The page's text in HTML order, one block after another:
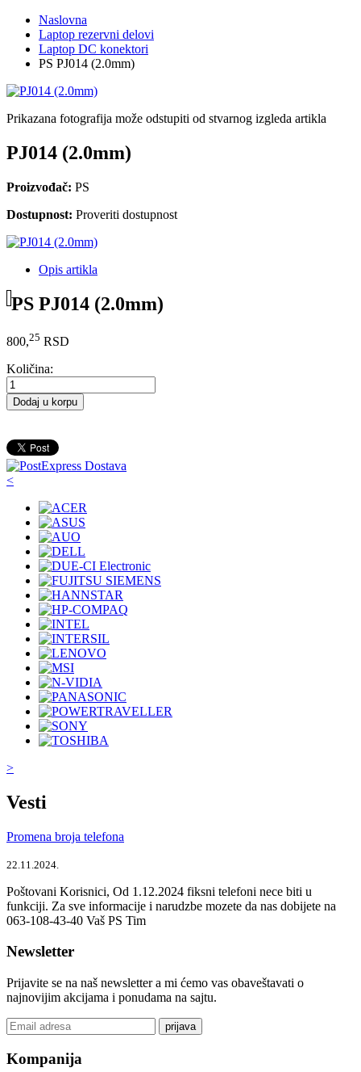
Naslovna
Laptop rezervni delovi
Laptop DC konektori
PS PJ014 (2.0mm)
Prikazana fotografija može odstupiti od stvarnog izgleda artikla
PJ014 (2.0mm)
Proizvođač: PS
Dostupnost: Proveriti dostupnost
Opis artikla
PS PJ014 (2.0mm)
800,25 RSD
Količina:
Dodaj u korpu
<
>
Vesti
Promena broja telefona
22.11.2024.
Poštovani Korisnici, Od 1.12.2024 fiksni telefoni nece biti u
funkciji. Za sve informacije i narudzbe mozete da nas dobijete na
063-108-43-40 Vaš PS Tim
Newsletter
Prijavite se na naš newsletter a mi ćemo vas obaveštavati o
najnovijim akcijama i ponudama na sajtu.
prijava
Kompanija